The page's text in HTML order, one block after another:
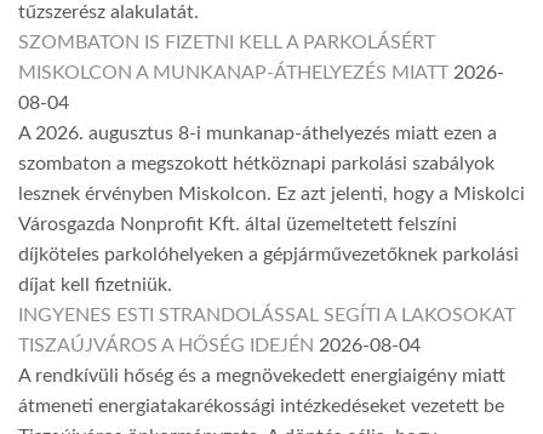
tűzszerész alakulatát.
SZOMBATON IS FIZETNI KELL A PARKOLÁSÉRT
MISKOLCON A MUNKANAP-ÁTHELYEZÉS MIATT 2026-
08-04
A 2026. augusztus 8-i munkanap-áthelyezés miatt ezen a
szombaton a megszokott hétköznapi parkolási szabályok
lesznek érvényben Miskolcon. Ez azt jelenti, hogy a Miskolci
Városgazda Nonprofit Kft. által üzemeltetett felszíni
díjköteles parkolóhelyeken a gépjárművezetőknek parkolási
díjat kell fizetniük.
INGYENES ESTI STRANDOLÁSSAL SEGÍTI A LAKOSOKAT
TISZAÚJVÁROS A HŐSÉG IDEJÉN 2026-08-04
A rendkívüli hőség és a megnövekedett energiaigény miatt
átmeneti energiatakarékossági intézkedéseket vezetett be